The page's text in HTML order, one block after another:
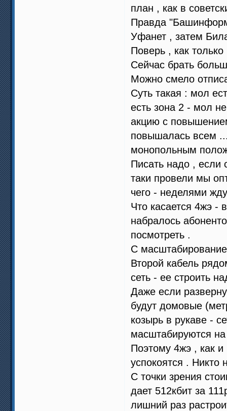
план , как в
Правда
Уфанет , затем
Поверь , как
Сейчас брать
Можно смело
Суть такая : мол
есть зона 2 - мол
акцию с
повышалась всем
монопольным
Писать надо , если
таки провели мы
чего - неделями
Что касается 4жэ -
набралось
посмотреть .
С
Второй кабель
сеть - ее строить
Даже если
будут домовые
козырь в рукаве -
масштабируются
Поэтому 4жэ , как и
успокоятся . Никто
С точки зрения
дает 512кбит за
лишний раз